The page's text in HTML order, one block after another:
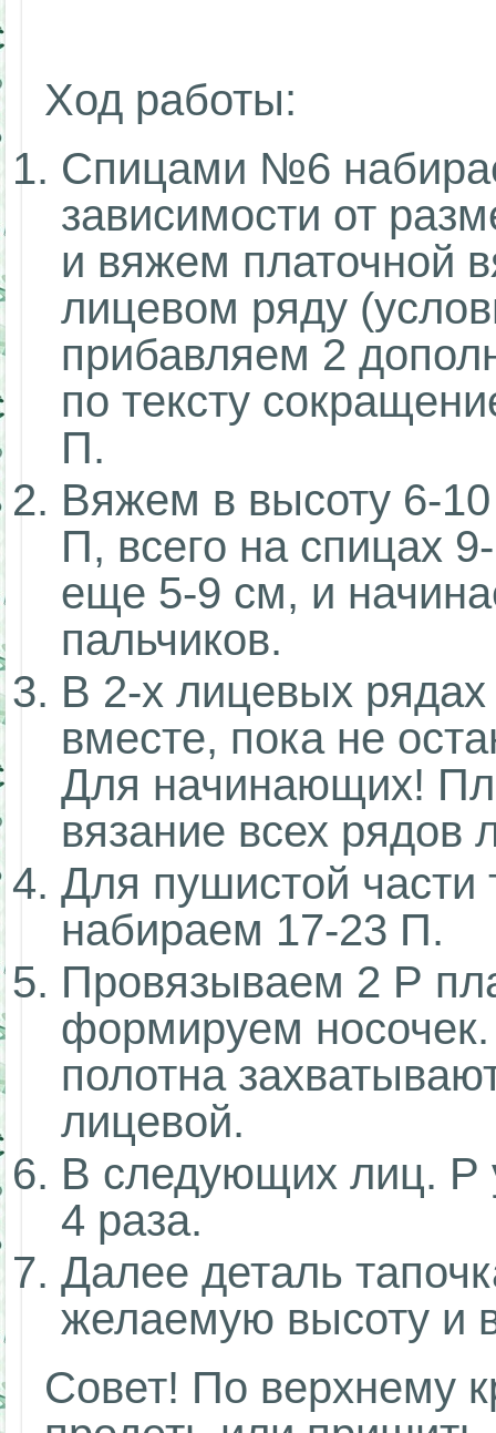
Ход работы:
Спицами №6
зависимости от
и вяжем платочной
лицевом ряду
прибавляем 2
по тексту
П.
Вяжем в высоту 6-
П, всего на спицах
еще 5-9 см, и
пальчиков.
В 2-х лицевых
вместе, пока не
Для начинающих!
вязание всех
Для пушистой
набираем 17-23 П.
Провязываем 2 Р
формируем носочек.
полотна
лицевой.
В следующих лиц. Р
4 раза.
Далее деталь
желаемую высоту и
Совет! По верхнему